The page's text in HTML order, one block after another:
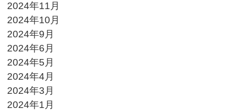
2024年11月
2024年10月
2024年9月
2024年6月
2024年5月
2024年4月
2024年3月
2024年1月